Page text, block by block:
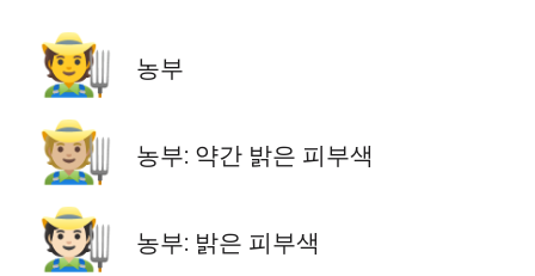
🧑‍🌾 농부
🧑🏼‍🌾 농부: 약간 밝은 피부색
🧑🏻‍🌾 농부: 밝은 피부색